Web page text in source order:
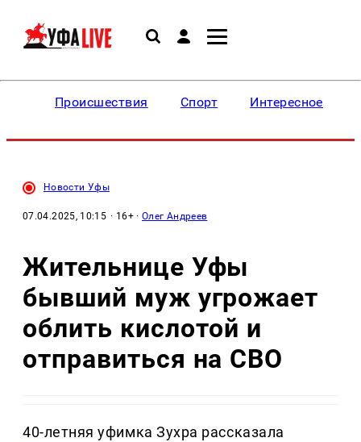
Происшествия Спорт Интересное
Новости Уфы
07.04.2025, 10:15 · 16+ ·Олег Андреев
Жительнице Уфы
бывший муж угрожает
облить кислотой и
отправиться на СВО
40-летняя уфимка Зухра рассказала